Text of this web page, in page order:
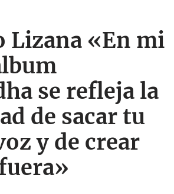
Lizana «En mi
se refleja la
de sacar tu
y de crear